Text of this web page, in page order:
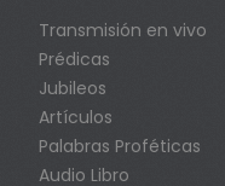
Transmisión en vivo
Prédicas
Jubileos
Artículos
Palabras Proféticas
Audio Libro